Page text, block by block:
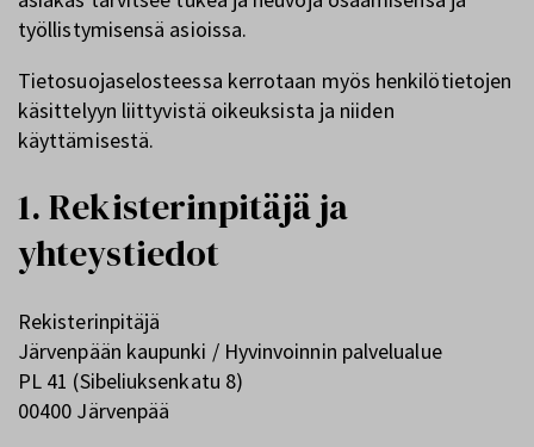
työllistymisensä asioissa.
Tietosuojaselosteessa kerrotaan myös henkilötietojen
käsittelyyn liittyvistä oikeuksista ja niiden
käyttämisestä.
1. Rekisterinpitäjä ja
yhteystiedot
Rekisterinpitäjä
Järvenpään kaupunki / Hyvinvoinnin palvelualue
PL 41 (Sibeliuksenkatu 8)
00400 Järvenpää